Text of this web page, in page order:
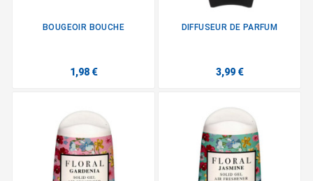
BOUGEOIR BOUCHE
1,98 €
DIFFUSEUR DE PARFUM
3,99 €